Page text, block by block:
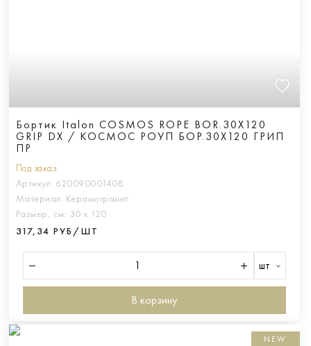
Бортик Italon COSMOS ROPE BOR.30X120
GRIP DX / КОСМОС РОУП БОР.30X120 ГРИП
ПР
Под заказ
Артикул: 620090001408
Материал: Керамогранит
Размер, см: 30 х 120
317,34 РУБ/ШТ
шт
В корзину
NEW